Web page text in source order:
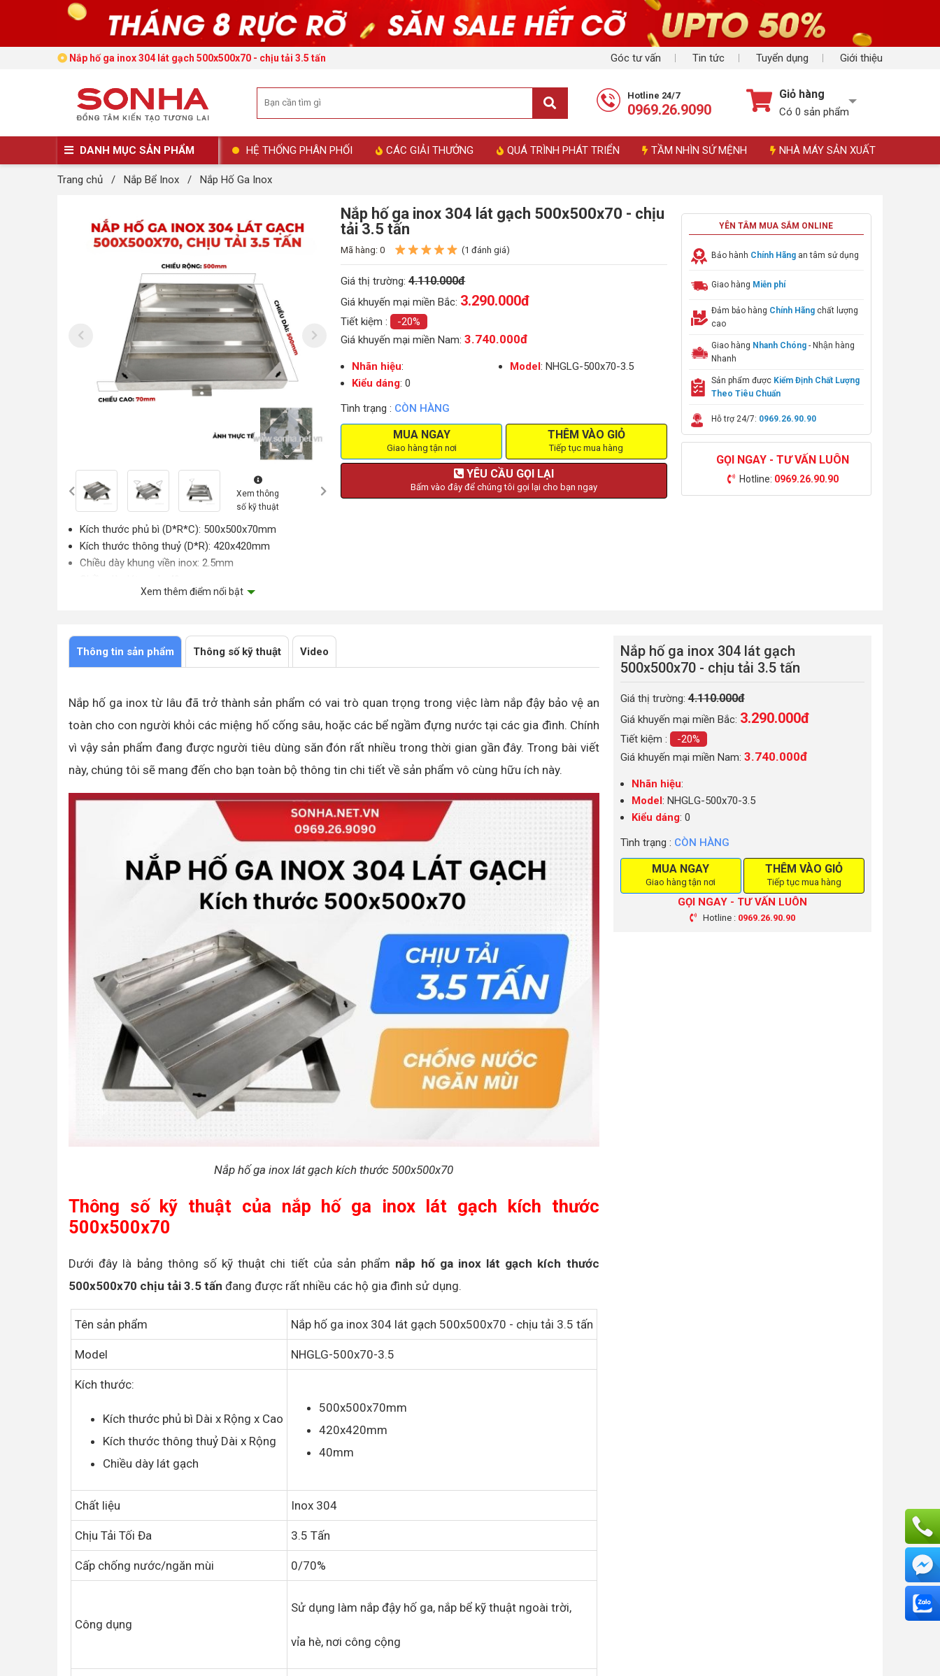
Góc tư vấn Tin tức Tuyển dụng Giới thiệu
Nắp hố ga inox 304 lát gạch 500x500x70 - chịu tải 3.5 tấn
Hotline 24/7
0969.26.9090
Giỏ hàng
Có 0 sản phẩm
DANH MỤC SẢN PHẨM HỆ THỐNG PHÂN PHỐI CÁC GIẢI THƯỞNG QUÁ TRÌNH PHÁT TRIỂN TẦM NHÌN SỨ MỆNH NHÀ MÁY SẢN XUẤT
Trang chủ / Nắp Bể Inox / Nắp Hố Ga Inox
Xem thông
số kỹ thuật
Kích thước phủ bì (D*R*C): 500x500x70mm
Kích thước thông thuỷ (D*R): 420x420mm
Chiều dày khung viền inox: 2.5mm
Cấp chống nước và ngăn mùi: Không/70%
Xem thêm điểm nổi bật
Nắp hố ga inox 304 lát gạch 500x500x70 - chịu
tải 3.5 tấn
Mã hàng: 0 (1 đánh giá)
Giá thị trường:4.110.000đ
Giá khuyến mại miền Bắc: 3.290.000đ
Tiết kiệm :
-20%
Giá khuyến mại miền Nam:3.740.000đ
Nhãn hiệu: Model: NHGLG-500x70-3.5
Kiểu dáng: 0
Tình trạng : CÒN HÀNG
MUA NGAY
Giao hàng tận nơi
THÊM VÀO GIỎ
Tiếp tục mua hàng
YÊU CẦU GỌI LẠI
Bấm vào đây để chúng tôi gọi lại cho bạn ngay
YÊN TÂM MUA SẮM ONLINE
Bảo hành Chính Hãng an tâm sử dụng
Giao hàng Miễn phí
Đảm bảo hàng Chính Hãngchất lượng
cao
Giao hàng Nhanh Chóng- Nhận hàng
Nhanh
Sản phẩm được Kiểm Định Chất Lượng
Theo Tiêu Chuẩn
Hỗ trợ 24/7: 0969.26.90.90
GỌI NGAY - TƯ VẤN LUÔN
Hotline: 0969.26.90.90
Thông tin sản phẩm Thông số kỹ thuật Video
Nắp hố ga inox từ lâu đã trở thành sản phẩm có vai trò quan trọng trong việc làm nắp đậy bảo vệ an
toàn cho con người khỏi các miệng hố cống sâu, hoặc các bể ngầm đựng nước tại các gia đình. Chính
vì vậy sản phẩm đang được người tiêu dùng săn đón rất nhiều trong thời gian gần đây. Trong bài viết
này, chúng tôi sẽ mang đến cho bạn toàn bộ thông tin chi tiết về sản phẩm vô cùng hữu ích này.
Nắp hố ga inox lát gạch kích thước 500x500x70
Thông số kỹ thuật của nắp hố ga inox lát gạch kích thước
500x500x70
Dưới đây là bảng thông số kỹ thuật chi tiết của sản phẩm nắp hố ga inox lát gạch kích thước
500x500x70 chịu tải 3.5 tấn đang được rất nhiều các hộ gia đình sử dụng.
Tên sản phẩm Nắp hố ga inox 304 lát gạch 500x500x70 - chịu tải 3.5 tấn
Model NHGLG-500x70-3.5
Kích thước:
Kích thước phủ bì Dài x Rộng x Cao
Kích thước thông thuỷ Dài x Rộng
Chiều dày lát gạch
500x500x70mm
420x420mm
40mm
Chất liệu Inox 304
Chịu Tải Tối Đa 3.5 Tấn
Cấp chống nước/ngăn mùi 0/70%
Công dụng
Sử dụng làm nắp đậy hố ga, nắp bể kỹ thuật ngoài trời,
vỉa hè, nơi công cộng
Nắp hố ga inox 304 lát gạch
500x500x70 - chịu tải 3.5 tấn
Giá thị trường:4.110.000đ
Giá khuyến mại miền Bắc: 3.290.000đ
Tiết kiệm :
-20%
Giá khuyến mại miền Nam: 3.740.000đ
Nhãn hiệu:
Model : NHGLG-500x70-3.5
Kiểu dáng: 0
Tình trạng : CÒN HÀNG
MUA NGAY
Giao hàng tận nơi
THÊM VÀO GIỎ
Tiếp tục mua hàng
GỌI NGAY - TƯ VẤN LUÔN
Hotline : 0969.26.90.90